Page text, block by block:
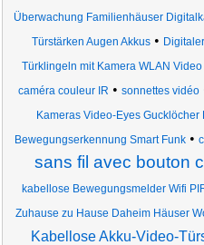
Überwachung Familienhäuser
Türstärken Augen Akkus •
Türklingeln mit Kamera WLAN Video
caméra couleur IR • sonnettes vidéo
Kameras Video-Eyes
Bewegungserkennung Smart Funk•
sans fil avec bouton
kabellose Bewegungsmelder Wifi
Zuhause zu Hause Daheim Häuser
Kabellose Akku-Video-